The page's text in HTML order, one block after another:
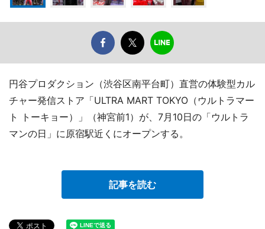
円谷プロダクション（渋谷区南平台町）直営の体験型カル
チャー発信ストア「ULTRA MART TOKYO（ウルトラマー
ト トーキョー）」（神宮前1）が、7月10日の「ウルトラ
マンの日」に原宿駅近くにオープンする。
記事を読む